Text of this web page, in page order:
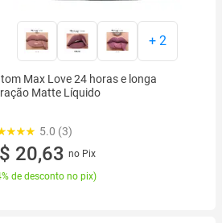
+ 2
Max Love 24 horas e longa
Matte Líquido
5.0 (3)
20,63 no Pix
de desconto no pix)